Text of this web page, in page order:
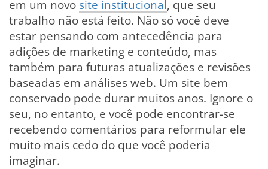
em um novo site institucional, que seu
trabalho não está feito. Não só você deve
estar pensando com antecedência para
adições de marketing e conteúdo, mas
também para futuras atualizações e revisões
baseadas em análises web. Um site bem
conservado pode durar muitos anos. Ignore o
seu, no entanto, e você pode encontrar-se
recebendo comentários para reformular ele
muito mais cedo do que você poderia
imaginar.